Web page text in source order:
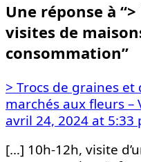
Une réponse à
visites de
consommation”
> Trocs de graines
marchés aux fleurs –
avril 24, 2024 at 5:33
[…] 10h-12h, visite